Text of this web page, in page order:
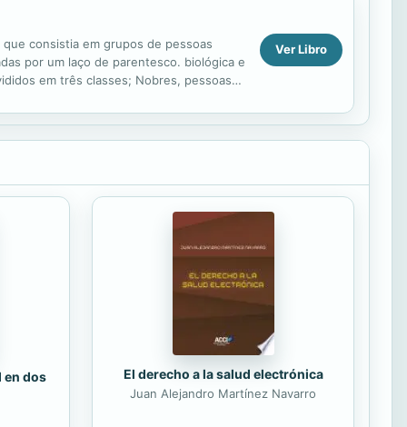
consistia em grupos de pessoas
por um laço de parentesco. biológica e
em três classes; Nobres, pessoas
Ver Libro
en dos El derecho a la salud electrónica
Juan Alejandro Martínez Navarro